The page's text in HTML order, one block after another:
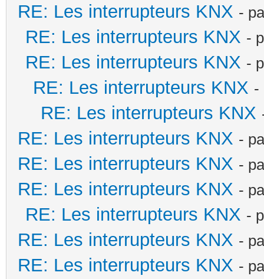
RE: Les interrupteurs KNX -
RE: Les interrupteurs KNX -
RE: Les interrupteurs KNX -
RE: Les interrupteurs KNX -
RE: Les interrupteurs KNX
RE: Les interrupteurs KNX -
RE: Les interrupteurs KNX -
RE: Les interrupteurs KNX -
RE: Les interrupteurs KNX -
RE: Les interrupteurs KNX -
RE: Les interrupteurs KNX -